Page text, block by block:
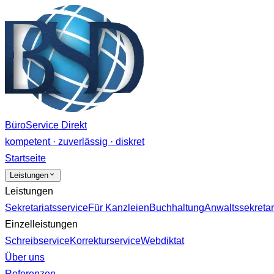
BüroService Direkt
kompetent · zuverlässig · diskret
Startseite
Leistungen
Leistungen
SekretariatsserviceFür KanzleienBuchhaltung
Einzelleistungen
SchreibserviceKorrekturserviceWebdiktat
Über uns